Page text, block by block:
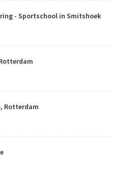
- Sportschool in Smitshoek
Rotterdam